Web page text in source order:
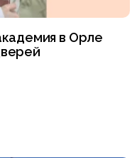
в Орле